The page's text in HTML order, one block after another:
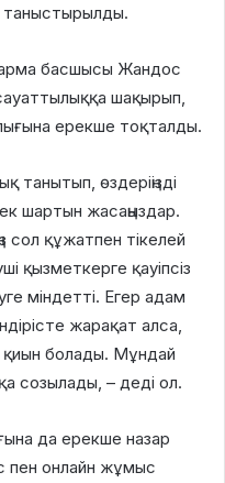
таныстырылды.
басшысы Жандос
шақырып,
ерекше тоқталды.
өздеріңізді
шартын жасаңыздар.
сол құжатпен тікелей
қызметкерге қауіпсіз
міндетті. Егер адам
жарақат алса,
қиын болады. Мұндай
созылады, – деді ол.
да ерекше назар
пен онлайн жұмыс